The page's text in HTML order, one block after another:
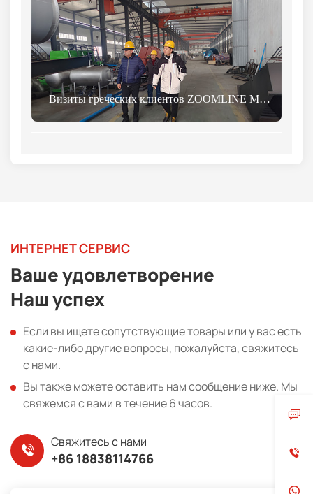
Визиты греческих клиентов ZOOMLINE Механизм совместных обсуждений
ИНТЕРНЕТ СЕРВИС
Ваше удовлетворение
Наш успех
Если вы ищете сопутствующие товары или у вас есть
какие-либо другие вопросы, пожалуйста, свяжитесь
с нами.
Вы также можете оставить нам сообщение ниже. Мы
свяжемся с вами в течение 6 часов.
Свяжитесь с нами
+86 18838114766